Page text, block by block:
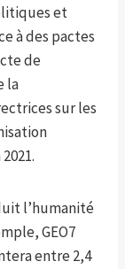
et
à des pactes
de
la
sur les
l’humanité
GEO7
entre 2,4